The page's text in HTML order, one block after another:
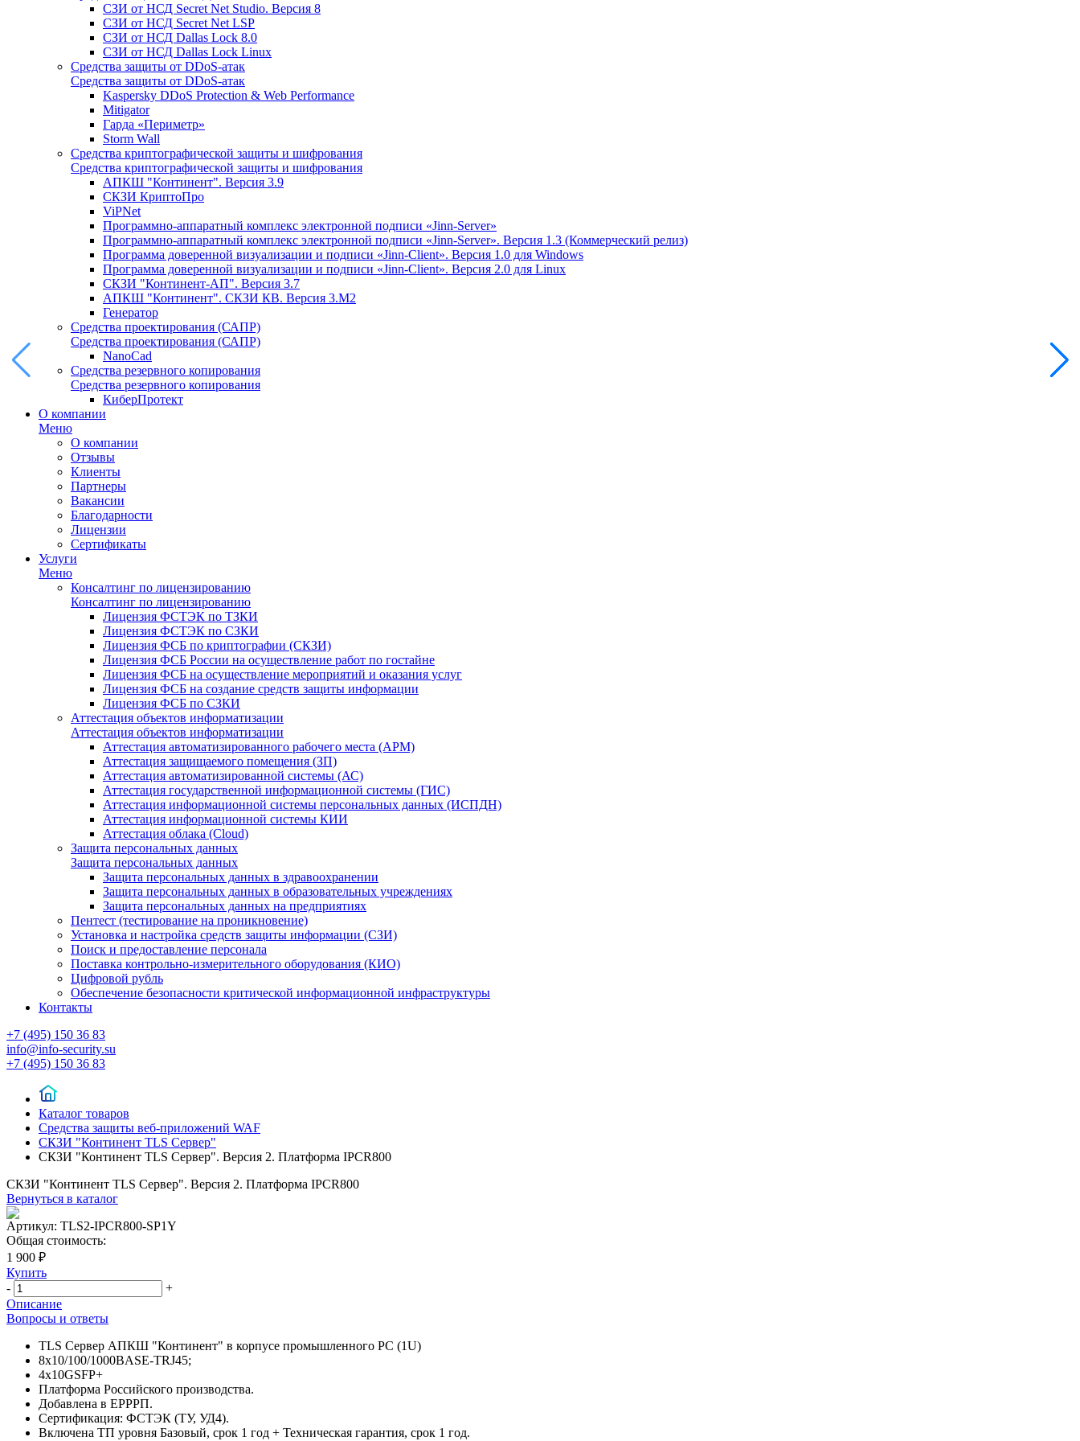
СЗИ от НСД Secret Net Studio. Версия 8
СЗИ от НСД Secret Net LSP
СЗИ от НСД Dallas Lock 8.0
СЗИ от НСД Dallas Lock Linux
Средства защиты от DDoS-атак
Средства защиты от DDoS-атак
Kaspersky DDoS Protection & Web Performance
Mitigator
Гарда «Периметр»
Storm Wall
Средства криптографической защиты и шифрования
Средства криптографической защиты и шифрования
АПКШ "Континент". Версия 3.9
СКЗИ КриптоПро
ViPNet
Программно-аппаратный комплекс электронной подписи «Jinn-Server»
Программно-аппаратный комплекс электронной подписи «Jinn-Server». Версия 1.3 (Коммерческий релиз)
Программа доверенной визуализации и подписи «Jinn-Client». Версия 1.0 для Windows
Программа доверенной визуализации и подписи «Jinn-Client». Версия 2.0 для Linux
СКЗИ "Континент-АП". Версия 3.7
АПКШ "Континент". СКЗИ КВ. Версия 3.М2
Генератор
Средства проектирования (САПР)
Средства проектирования (САПР)
NanoCad
Средства резервного копирования
Средства резервного копирования
КиберПротект
О компании
Меню
О компании
Отзывы
Клиенты
Партнеры
Вакансии
Благодарности
Лицензии
Сертификаты
Услуги
Меню
Консалтинг по лицензированию
Консалтинг по лицензированию
Лицензия ФСТЭК по ТЗКИ
Лицензия ФСТЭК по СЗКИ
Лицензия ФСБ по криптографии (СКЗИ)
Лицензия ФСБ России на осуществление работ по гостайне
Лицензия ФСБ на осуществление мероприятий и оказания услуг
Лицензия ФСБ на создание средств защиты информации
Лицензия ФСБ по СЗКИ
Аттестация объектов информатизации
Аттестация объектов информатизации
Аттестация автоматизированного рабочего места (АРМ)
Аттестация защищаемого помещения (ЗП)
Аттестация автоматизированной системы (АС)
Аттестация государственной информационной системы (ГИС)
Аттестация информационной системы персональных данных (ИСПДН)
Аттестация информационной системы КИИ
Аттестация облака (Cloud)
Защита персональных данных
Защита персональных данных
Защита персональных данных в здравоохранении
Защита персональных данных в образовательных учреждениях
Защита персональных данных на предприятиях
Пентест (тестирование на проникновение)
Установка и настройка средств защиты информации (СЗИ)
Поиск и предоставление персонала
Поставка контрольно-измерительного оборудования (КИО)
Цифровой рубль
Обеспечение безопасности критической информационной инфраструктуры
Контакты
+7 (495) 150 36 83
info@info-security.su
+7 (495) 150 36 83
Каталог товаров
Средства защиты веб-приложений WAF
СКЗИ "Континент TLS Сервер"
СКЗИ "Континент TLS Сервер". Версия 2. Платформа IPCR800
СКЗИ "Континент TLS Сервер". Версия 2. Платформа IPCR800
Вернуться в каталог
Артикул: TLS2-IPCR800-SP1Y
Общая стоимость:
1 900 ₽
Купить
-
+
Описание
Вопросы и ответы
TLS Сервер АПКШ "Континент" в корпусе промышленного PC (1U)
8х10/100/1000BASE-TRJ45;
4х10GSFP+
Платформа Российского производства.
Добавлена в ЕРРРП.
Сертификация: ФСТЭК (ТУ, УД4).
Включена ТП уровня Базовый, срок 1 год + Техническая гарантия, срок 1 год.